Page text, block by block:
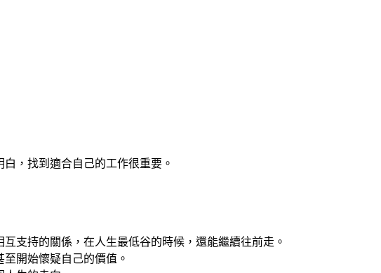
，找到適合自己的工作很重要。
支持的關係，在人生最低谷的時候，還能繼續往前走。
開始懷疑自己的價值。